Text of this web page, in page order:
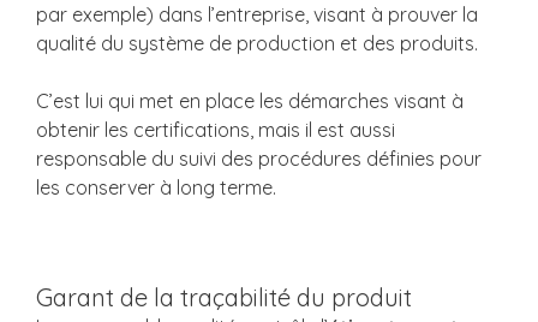
par exemple) dans l’entreprise, visant à prouver la
qualité du système de production et des produits.
C’est lui qui met en place les démarches visant à
obtenir les certifications, mais il est aussi
responsable du suivi des procédures définies pour
les conserver à long terme.
Garant de la traçabilité du produit